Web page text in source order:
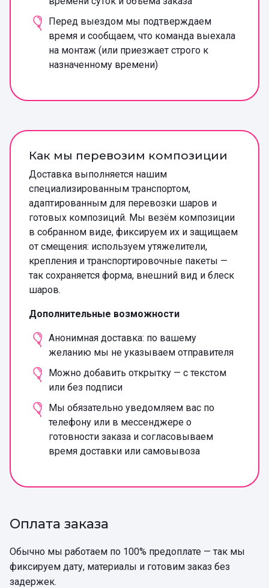
Перед выездом мы подтверждаем
время и сообщаем, что команда выехала
на монтаж (или приезжает строго к
назначенному времени)
Как мы перевозим композиции
Доставка выполняется нашим
специализированным транспортом,
адаптированным для перевозки шаров и
готовых композиций. Мы везём композиции
в собранном виде, фиксируем их и защищаем
от смещения: используем утяжелители,
крепления и транспортировочные пакеты —
так сохраняется форма, внешний вид и блеск
шаров.
Дополнительные возможности
Анонимная доставка: по вашему
желанию мы не указываем отправителя
Можно добавить открытку — с текстом
или без подписи
Мы обязательно уведомляем вас по
телефону или в мессенджере о
готовности заказа и согласовываем
время доставки или самовывоза
Оплата заказа
Обычно мы работаем по 100% предоплате — так мы
фиксируем дату, материалы и готовим заказ без
задержек.